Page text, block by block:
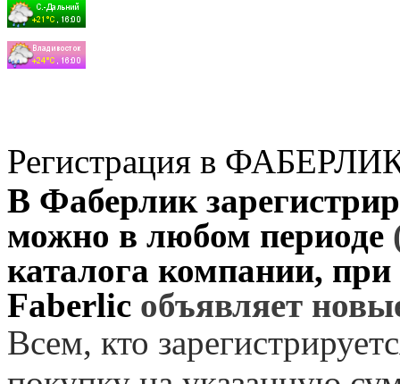
Регистрация в
В Фаберлик
можно в любом периоде
каталога компании,
Faberlic объявляет
Всем, кто